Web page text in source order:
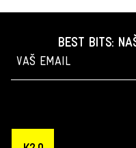
BEST BITS: